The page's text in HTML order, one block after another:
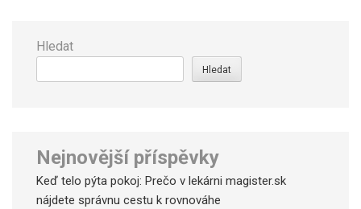
Hledat
Hledat
Nejnovější příspěvky
Keď telo pýta pokoj: Prečo v lekárni magister.sk
nájdete správnu cestu k rovnováhe